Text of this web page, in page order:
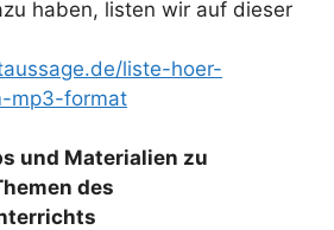
haben, listen wir auf dieser
liste-hoer-
mp3-format
und Materialien zu
des